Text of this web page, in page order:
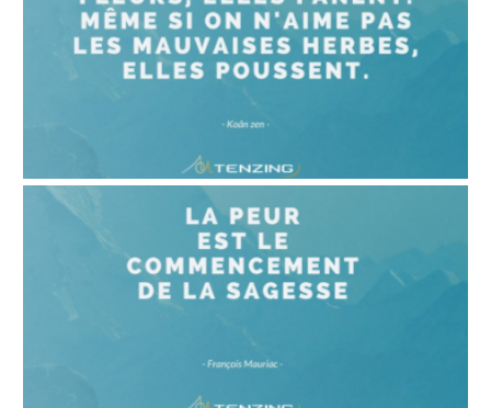
COACHING PROFESSIONNEL POUR ÊTRE UN
AVEC
17 mai 2021